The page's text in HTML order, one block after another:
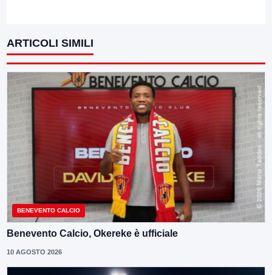
ARTICOLI SIMILI
BENEVENTO CALCIO
Benevento Calcio, Okereke è ufficiale
10 AGOSTO 2026